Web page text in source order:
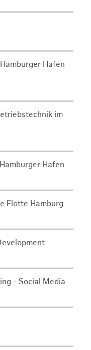
Hafen
im
Hafen
Flotte Hamburg
- Social Media